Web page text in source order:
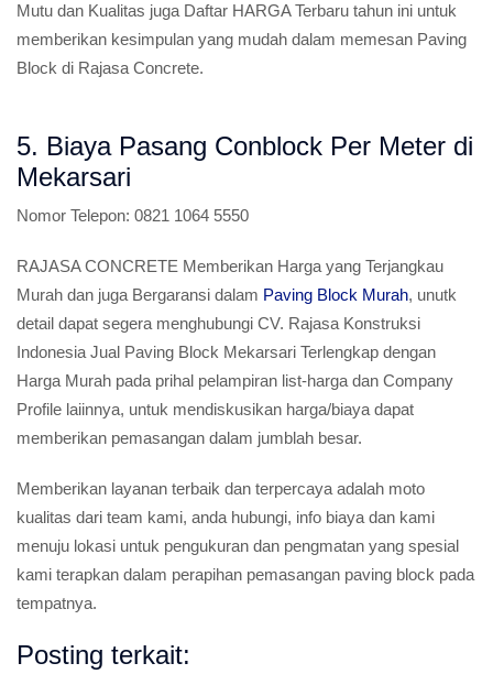
Mutu dan Kualitas juga Daftar HARGA Terbaru tahun ini untuk
memberikan kesimpulan yang mudah dalam memesan Paving
Block di Rajasa Concrete.
5. Biaya Pasang Conblock Per Meter di
Mekarsari
Nomor Telepon: 0821 1064 5550
RAJASA CONCRETE Memberikan Harga yang Terjangkau
Murah dan juga Bergaransi dalam Paving Block Murah, unutk
detail dapat segera menghubungi CV. Rajasa Konstruksi
Indonesia Jual Paving Block Mekarsari Terlengkap dengan
Harga Murah pada prihal pelampiran list-harga dan Company
Profile laiinnya, untuk mendiskusikan harga/biaya dapat
memberikan pemasangan dalam jumblah besar.
Memberikan layanan terbaik dan terpercaya adalah moto
kualitas dari team kami, anda hubungi, info biaya dan kami
menuju lokasi untuk pengukuran dan pengmatan yang spesial
kami terapkan dalam perapihan pemasangan paving block pada
tempatnya.
Posting terkait: